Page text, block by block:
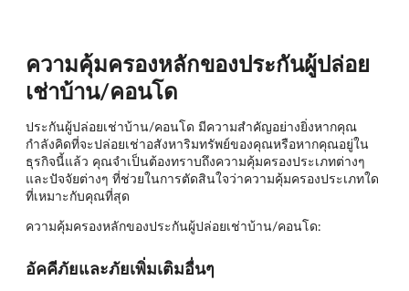
ความคุ้มครองหลักของประกันผู้ปล่อย
เช่าบ้าน/คอนโด
ประกันผู้ปล่อยเช่าบ้าน/คอนโด มีความสำคัญอย่างยิ่งหากคุณ
กำลังคิดที่จะปล่อยเช่าอสังหาริมทรัพย์ของคุณหรือหากคุณอยู่ใน
ธุรกิจนี้แล้ว คุณจำเป็นต้องทราบถึงความคุ้มครองประเภทต่างๆ
และปัจจัยต่างๆ ที่ช่วยในการตัดสินใจว่าความคุ้มครองประเภทใด
ที่เหมาะกับคุณที่สุด
ความคุ้มครองหลักของประกันผู้ปล่อยเช่าบ้าน/คอนโด:
อัคคีภัยและภัยเพิ่มเติมอื่นๆ